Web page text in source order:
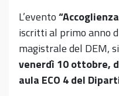
L’evento
iscritti al primo anno
magistrale del DEM,
venerdì 10 ottobre,
aula ECO 4 del